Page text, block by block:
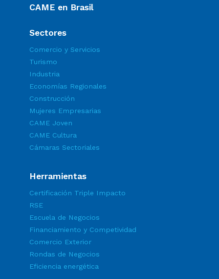
CAME en Brasil
Sectores
Comercio y Servicios
Turismo
Industria
Economías Regionales
Construcción
Mujeres Empresarias
CAME Joven
CAME Cultura
Cámaras Sectoriales
Herramientas
Certificación Triple Impacto
RSE
Escuela de Negocios
Financiamiento y Competividad
Comercio Exterior
Rondas de Negocios
Eficiencia energética